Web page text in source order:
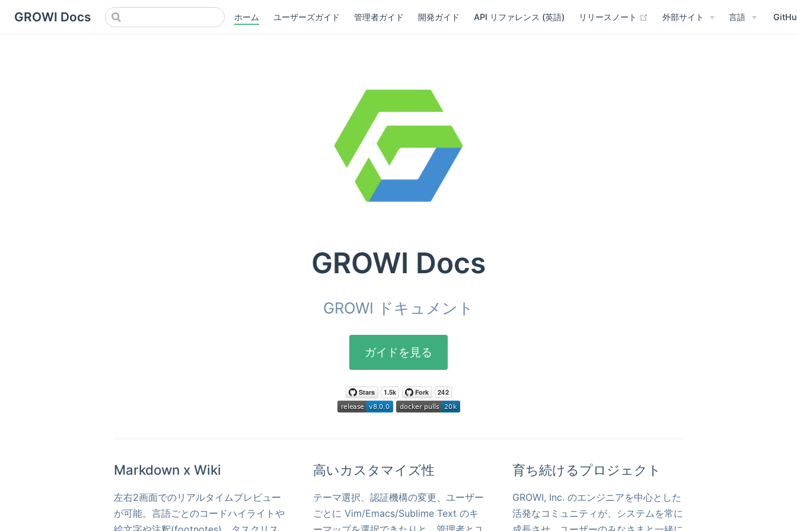
GROWI Docs ホーム ユーザーズガイド 管理者ガイド 開発ガイド API リファレンス (英語) リリースノート (opens new window)
外部サイト 言語
GROWI Docs
GROWI ドキュメント
ガイドを見る
Markdown x Wiki
左右2画面でのリアルタイムプレビュー
が可能。言語ごとのコードハイライトや
高いカスタマイズ性
テーマ選択、認証機構の変更、ユーザー
ごとに Vim/Emacs/Sublime Text のキ
育ち続けるプロジェクト
GROWI, Inc. のエンジニアを中心とした
活発なコミュニティが、システムを常に